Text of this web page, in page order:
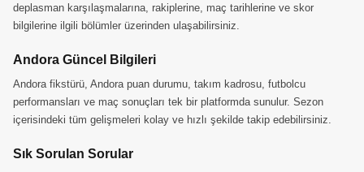
deplasman karşılaşmalarına, rakiplerine, maç tarihlerine ve skor
bilgilerine ilgili bölümler üzerinden ulaşabilirsiniz.
Andora Güncel Bilgileri
Andora fikstürü, Andora puan durumu, takım kadrosu, futbolcu
performansları ve maç sonuçları tek bir platformda sunulur. Sezon
içerisindeki tüm gelişmeleri kolay ve hızlı şekilde takip edebilirsiniz.
Sık Sorulan Sorular